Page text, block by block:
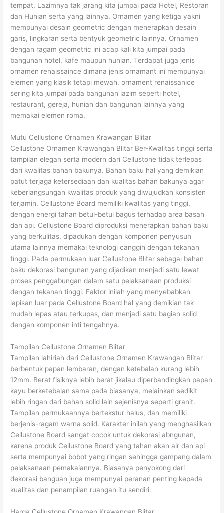
tempat. Lazimnya tak jarang kita jumpai pada Hotel, Restoran
dan Hunian serta yang lainnya. Ornamen yang ketiga yakni
mempunyai desain geometric dengan menerapkan desain
garis, lingkaran serta bentyuk geometric lainnya. Ornamen
dengan ragam geometric ini acap kali kita jumpai pada
bangunan hotel, kafe maupun hunian. Terdapat juga jenis
ornamen renaissaince dimana jenis ornamant ini mempunyai
elemen yang klasik tetapi mewah. ornament renaissanice
sering kita jumpai pada bangunan lazim seperti hotel,
restaurant, gereja, hunian dan bangunan lainnya yang
memakai elemen roma.
Mutu Cellustone Ornamen Krawangan Blitar
Cellustone Ornamen Krawangan Blitar Ber-Kwalitas tinggi serta
tampilan elegan serta modern dari Cellustone tidak terlepas
dari kwalitas bahan bakunya. Bahan baku hal yang demikian
patut terjaga ketersediaan dan kualitas bahan bakunya agar
keberlangsungan kwalitas produk yang diwujudkan konsisten
terjamin. Cellustone Board memiliki kwalitas yang tinggi,
dengan energi tahan betul-betul bagus terhadap area basah
dan api. Cellustone Board diproduksi menerapkan bahan baku
yang berkulitas, dipadukan dengan komponen penyusun
utama lainnya memakai teknologi canggih dengan tekanan
tinggi. Pada permukaan luar Cellustone Blitar sebagai bahan
baku dekorasi bangunan yang dijadikan menjadi satu lewat
proses penggabungan dalam satu pelaksanaan produksi
dengan tekanan tinggi. Faktor inilah yang menyebabkan
lapisan luar pada Cellustone Board hal yang demikian tak
mudah lepas atau terkupas, dan menjadi satu bagian solid
dengan komponen inti tengahnya.
Tampilan Cellustone Ornamen Blitar
Tampilan lahiriah dari Cellustone Ornamen Krawangan Blitar
berbentuk papan lembaran, dengan ketebalan kurang lebih
12mm. Berat fisiknya lebih berat jikalau diperbandingkan papan
kayu berketebalan sama pada biasanya, melainkan sedikit
lebih ringan dari bahan solid lain sejenisnya seperti granit.
Tampilan permukaannya bertekstur halus, dan memiliki
berjenis-ragam warna solid. Karakter inilah yang menghasilkan
Cellustone Board sangat cocok untuk dekorasi abngunan,
karena produk Cellustone Board yang tahan akan air dan api
serta mempunyai bobot yang ringan sehingga gampang dalam
pelaksanaan pemakaiannya. Biasanya penyokong dari
dekorasi banguan juga mempunyai peranan penting kepada
kualitas dan penampilan ruangan itu sendiri.